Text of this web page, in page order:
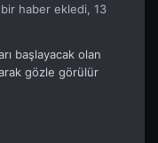
haber ekledi, 13
başlayacak olan
gözle görülür